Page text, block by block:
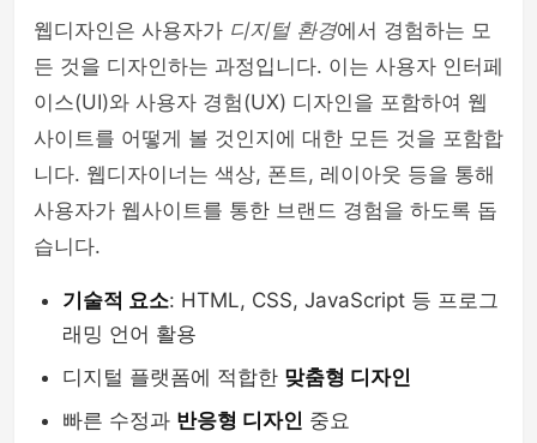
웹디자인은 사용자가 디지털 환경에서 경험하는 모
든 것을 디자인하는 과정입니다. 이는 사용자 인터페
이스(UI)와 사용자 경험(UX) 디자인을 포함하여 웹
사이트를 어떻게 볼 것인지에 대한 모든 것을 포함합
니다. 웹디자이너는 색상, 폰트, 레이아웃 등을 통해
사용자가 웹사이트를 통한 브랜드 경험을 하도록 돕
습니다.
기술적 요소: HTML, CSS, JavaScript 등 프로그
래밍 언어 활용
디지털 플랫폼에 적합한 맞춤형 디자인
빠른 수정과 반응형 디자인 중요